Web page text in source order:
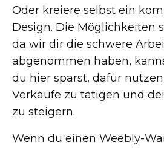
Oder kreiere selbst ein
Design. Die Möglichkeiten
da wir dir die schwere
abgenommen haben,
du hier sparst, dafür
Verkäufe zu tätigen und
zu steigern.
Wenn du einen Weebly-